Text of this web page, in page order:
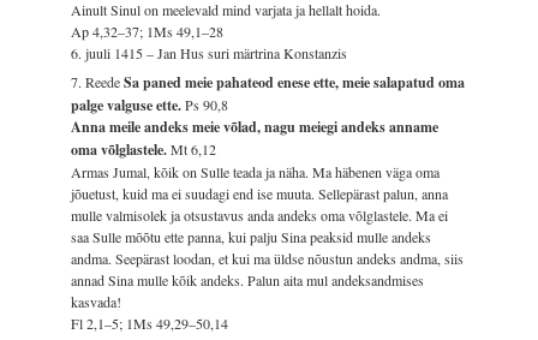
Ainult Sinul on meelevald mind varjata ja hellalt hoida.
Ap 4,32–37; 1Ms 49,1–28
6. juuli 1415 – Jan Hus suri märtrina Konstanzis
7. ReedeSa paned meie pahateod enese ette, meie salapatud oma
palge valguse ette.Ps 90,8
Anna meile andeks meie võlad, nagu meiegi andeks anname
oma võlglastele.Mt 6,12
Armas Jumal, kõik on Sulle teada ja näha. Ma häbenen väga oma
jõuetust, kuid ma ei suudagi end ise muuta. Sellepärast palun, anna
mulle valmisolek ja otsustavus anda andeks oma võlglastele. Ma ei
saa Sulle mõõtu ette panna, kui palju Sina peaksid mulle andeks
andma. Seepärast loodan, et kui ma üldse nõustun andeks andma, siis
annad Sina mulle kõik andeks. Palun aita mul andeksandmises
kasvada!
Fl 2,1–5; 1Ms 49,29–50,14